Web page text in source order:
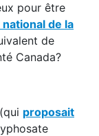
pour être
national de la
de
Canada?
(qui proposait